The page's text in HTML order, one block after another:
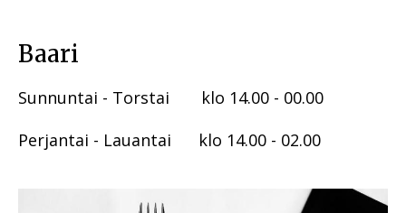
Baari
Sunnuntai - Torstai klo 14.00 - 00.00
Perjantai - Lauantai klo 14.00 - 02.00